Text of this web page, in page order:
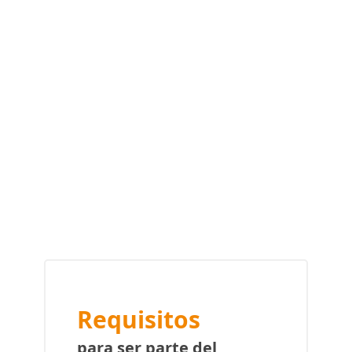
Requisitos
para ser parte del